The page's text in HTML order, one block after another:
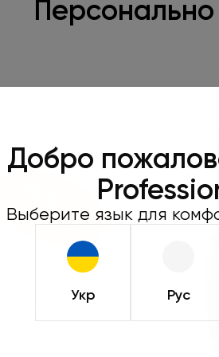
Добро
Выберите язык для
Укр Рус